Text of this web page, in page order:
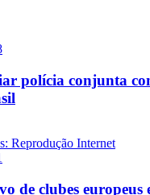
polícia conjunta
de clubes europeus